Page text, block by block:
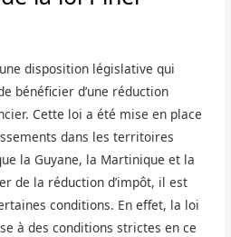
disposition législative qui
bénéficier d’une réduction
Cette loi a été mise en place
dans les territoires
la Guyane, la Martinique et la
de la réduction d’impôt, il est
conditions. En effet, la loi
à des conditions strictes en ce